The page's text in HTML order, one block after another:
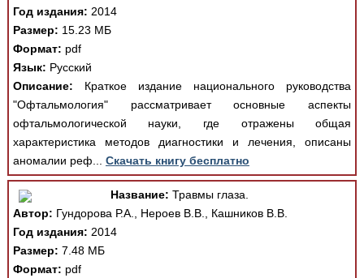
Год издания: 2014
Размер: 15.23 МБ
Формат: pdf
Язык: Русский
Описание: Краткое издание национального руководства
"Офтальмология" рассматривает основные аспекты
офтальмологической науки, где отражены общая
характеристика методов диагностики и лечения, описаны
аномалии реф... Скачать книгу бесплатно
Название: Травмы глаза.
Автор: Гундорова Р.А., Нероев В.В., Кашников В.В.
Год издания: 2014
Размер: 7.48 МБ
Формат: pdf